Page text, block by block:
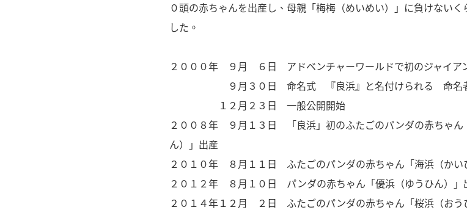
０頭の赤ちゃんを出産し、母親「梅梅（めいめい）」に負けない
した。
２０００年 ９月 ６日 アドベンチャーワールドで初のジャイア
９月３０日 命名式 『良浜』と名付けられる 命名者：
１２月２３日 一般公開開始
２００８年 ９月１３日 「良浜」初のふたごのパンダの赤ちゃん
ん）」出産
２０１０年 ８月１１日 ふたごのパンダの赤ちゃん「海浜（かい
２０１２年 ８月１０日 パンダの赤ちゃん「優浜（ゆうひん）」
２０１４年１２月 ２日 ふたごのパンダの赤ちゃん「桜浜（おう